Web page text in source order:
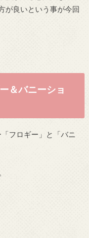
が良いという事が今回
＆バニーショ
フロギー」と「バニ